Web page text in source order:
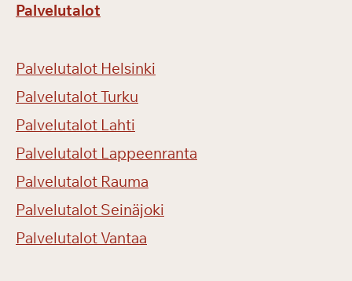
Palvelutalot
Palvelutalot Helsinki
Palvelutalot Turku
Palvelutalot Lahti
Palvelutalot Lappeenranta
Palvelutalot Rauma
Palvelutalot Seinäjoki
Palvelutalot Vantaa